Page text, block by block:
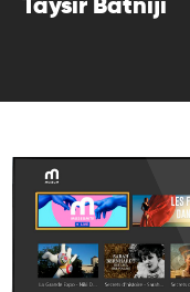
Taysir Batniji